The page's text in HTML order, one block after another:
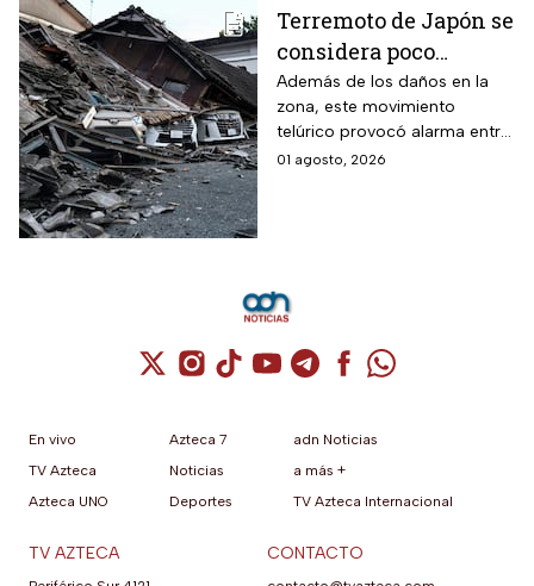
Terremoto de Japón se
considera poco
común; así lo
explican los expertos
Además de los daños en la
zona, este movimiento
telúrico provocó alarma entre
la comunidad científica
01 agosto, 2026
Cuenta de X / Twitter (se abre en una
Cuenta de Instagram (se abre en una
Cuenta de TikTok (se abre en
Cuenta de YouTube (se abre
Cuenta de Telegram (se
Cuenta de
Cuenta de
En vivo
TV Azteca
Azteca UNO
Azteca 7
Noticias
Deportes
adn Noticias
a más +
TV Azteca Internacional
TV AZTECA CONTACTO